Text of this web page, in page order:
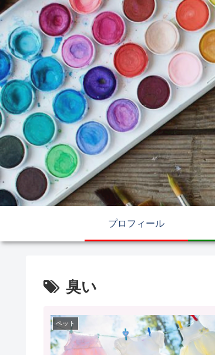
プロフィール
臭い
ペット